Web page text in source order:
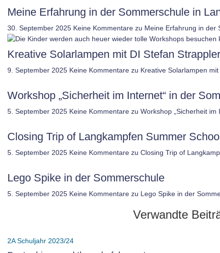
Meine Erfahrung in der Sommerschule in
30. September 2025 Keine Kommentare zu Meine Erfahrung in der
Kreative Solarlampen mit DI Stefan
9. September 2025 Keine Kommentare zu Kreative Solarlampen
Workshop „Sicherheit im Internet“ in der
5. September 2025 Keine Kommentare zu Workshop „Sicherheit
Closing Trip of Langkampfen Summer
5. September 2025 Keine Kommentare zu Closing Trip of
Lego Spike in der Sommerschule
5. September 2025 Keine Kommentare zu Lego Spike in der
Verwandte
2A Schuljahr 2023/24